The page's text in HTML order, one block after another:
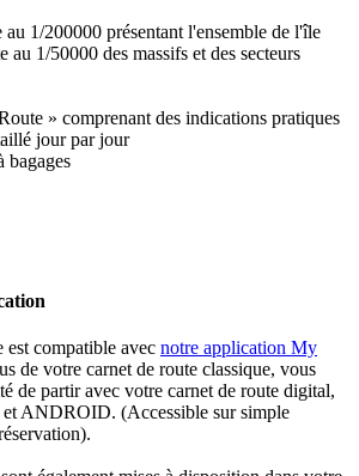
1/200000 présentant l'ensemble de l'île
au 1/50000 des massifs et des secteurs
» comprenant des indications pratiques
jour par jour
bagages
est compatible avec notre application My
de votre carnet de route classique, vous
de partir avec votre carnet de route digital,
ANDROID. (Accessible sur simple